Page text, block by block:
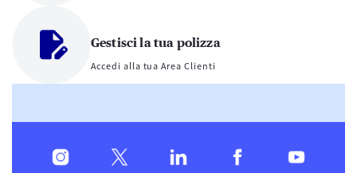
Gestisci la tua polizza
Accedi alla tua Area Clienti